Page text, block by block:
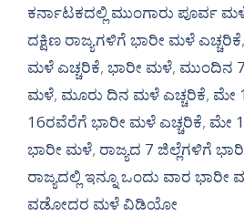
ಕರ್ನಾಟಕದಲ್ಲಿ ಮುಂಗಾರು ಪೂರ್ವ
ದಕ್ಷಿಣ ರಾಜ್ಯಗಳಿಗೆ ಭಾರೀ ಮಳೆ ಎಚ್ಚರಿಕೆ,
ಮಳೆ ಎಚ್ಚರಿಕೆ, ಭಾರೀ ಮಳೆ, ಮುಂದಿನ 7
ಮಳೆ, ಮೂರು ದಿನ ಮಳೆ ಎಚ್ಚರಿಕೆ, ಮೇ
16ರವೆರೆಗೆ ಭಾರೀ ಮಳೆ ಎಚ್ಚರಿಕೆ, ಮೇ
ಭಾರೀ ಮಳೆ, ರಾಜ್ಯದ 7 ಜಿಲ್ಲೆಗಳಿಗೆ
ರಾಜ್ಯದಲ್ಲಿ ಇನ್ನೂ ಒಂದು ವಾರ ಭಾರೀ
ವಡೋದರ ಮಳೆ ವಿಡಿಯೋ